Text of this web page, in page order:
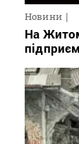
Новини
На